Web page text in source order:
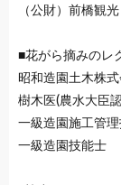
（公財）前橋観
■花がら摘みのレ
昭和造園土木株
樹木医(農水大臣
一級造園施工管
一級造園技能士